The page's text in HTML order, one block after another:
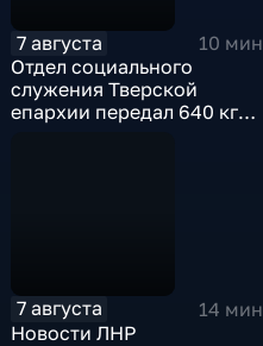
7 августа
10 мин
Отдел социального
служения Тверской
епархии передал 640 кг
7 августа
14 мин
Новости ЛНР